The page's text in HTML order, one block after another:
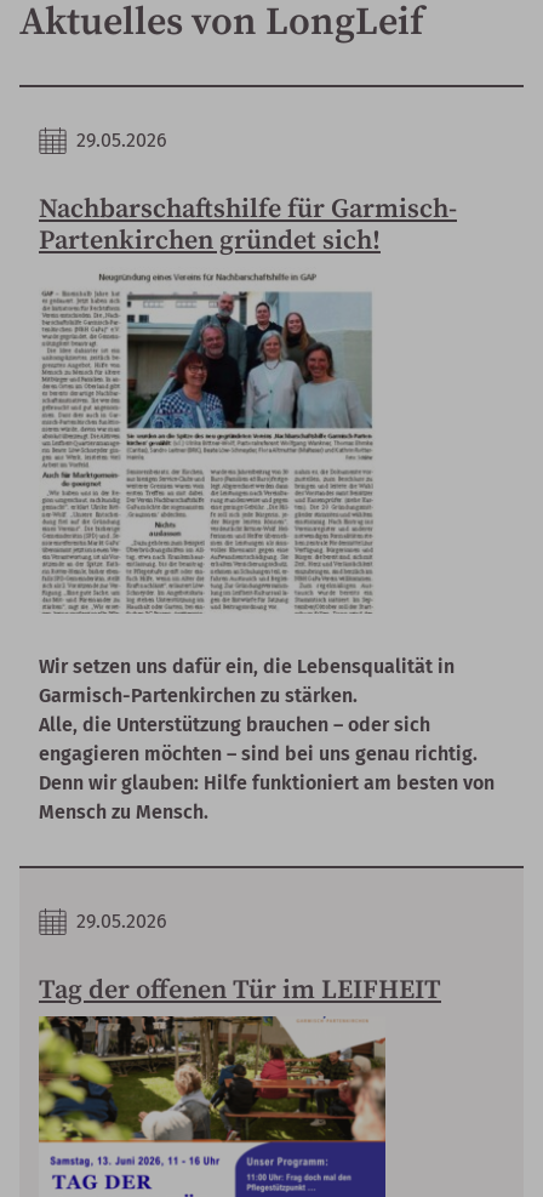
Aktuelles von LongLeif
Nachbarschaftshilfe für Garmisch-
Partenkirchen gründet sich!
29.05.2026
Wir setzen uns dafür ein, die Lebensqualität in
Garmisch-Partenkirchen zu stärken.
Alle, die Unterstützung brauchen – oder sich
engagieren möchten – sind bei uns genau richtig.
Denn wir glauben: Hilfe funktioniert am besten von
Mensch zu Mensch.
Tag der offenen Tür im LEIFHEIT
29.05.2026